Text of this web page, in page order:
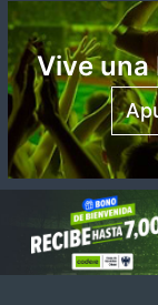
Vive una